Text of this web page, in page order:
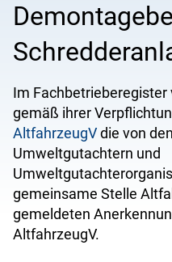
Im
gemäß ihrer
AltfahrzeugVdie von
Umweltgutachtern und
gemeinsame Stelle
gemeldeten
AltfahrzeugV.